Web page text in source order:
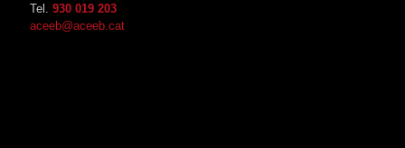
Tel. 930 019 203
aceeb@aceeb.cat